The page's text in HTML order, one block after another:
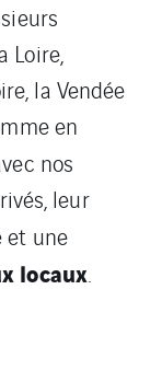
Loire,
la Vendée
en
nos
leur
et une
locaux.